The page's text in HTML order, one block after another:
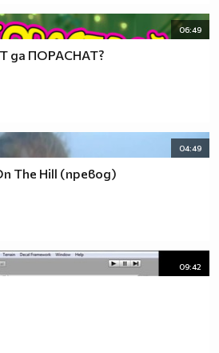
06:49
да ПОРАСНАТ?
04:49
The Hill (превод)
09:42